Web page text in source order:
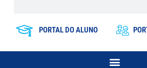
PORTAL DO ALUNO